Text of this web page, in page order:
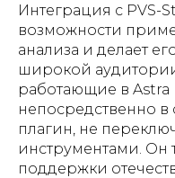
Интеграция с PVS-
возможности
анализа и делает
широкой
работающие в Astra
непосредственно в
плагин, не
инструментами. Он
поддержки